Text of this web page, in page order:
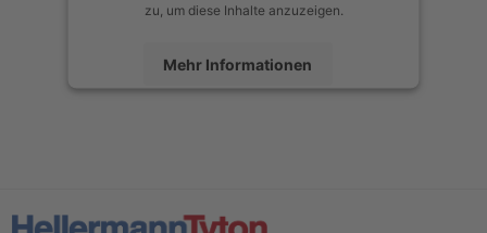
zu, um diese Inhalte anzuzeigen.
Mehr Informationen